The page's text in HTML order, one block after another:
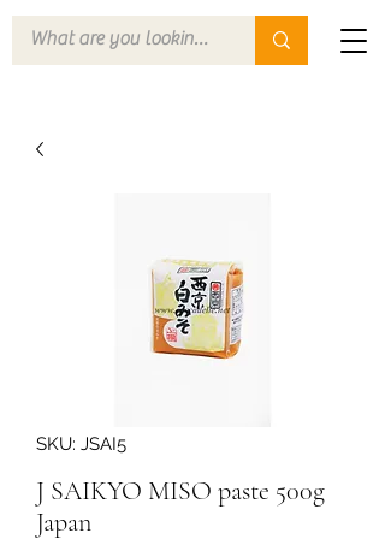
SKU: JSAI5
J SAIKYO MISO paste 500g
Japan